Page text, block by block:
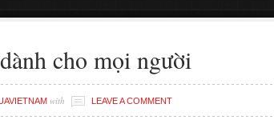
cho mọi người
with LEAVE A COMMENT